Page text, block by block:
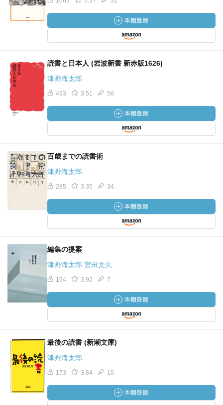
読書と日本人 (岩波新書 新赤版1626)
津野海太郎
493 3.51 56
百歳までの読書術
津野海太郎
285 3.35 34
編集の提案
津野海太郎 宮田文久
194 3.92 7
最後の読書 (新潮文庫)
津野海太郎
173 3.84 10